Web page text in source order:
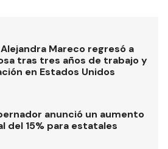
Mareco regresó a
tras tres años de trabajo y
en Estados Unidos
anunció un aumento
del 15% para estatales